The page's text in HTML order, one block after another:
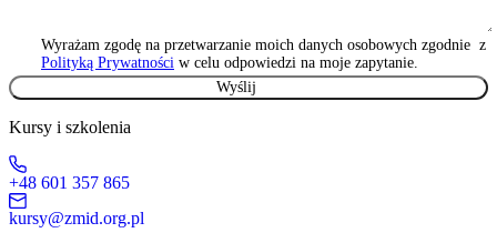
Wyrażam zgodę na przetwarzanie moich danych osobowych zgodnie z
Polityką Prywatności w celu odpowiedzi na moje zapytanie.
Kursy i szkolenia
+48 601 357 865
kursy@zmid.org.pl